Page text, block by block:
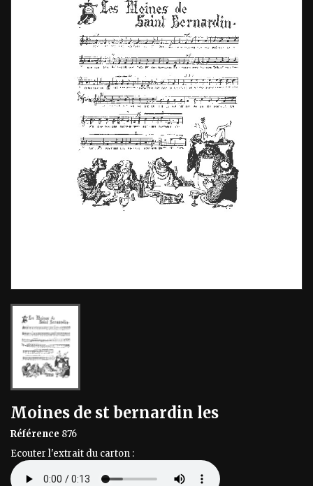
Moines de st bernardin les
Référence 876
Ecouter l'extrait du carton :